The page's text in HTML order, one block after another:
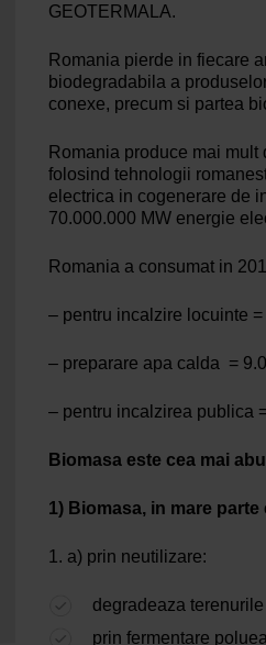
GEOTERMALA.
Romania pierde in fiecare
biodegradabila a
conexe, precum si partea
Romania produce mai
folosind tehnologii
electrica in cogenerare de
70.000.000 MW energie
Romania a consumat in
– pentru incalzire locuinte
– preparare apa calda =
– pentru incalzirea publica
Biomasa este cea mai
1) Biomasa, in mare
a) prin neutilizare:
degradeaza
prin fermentare